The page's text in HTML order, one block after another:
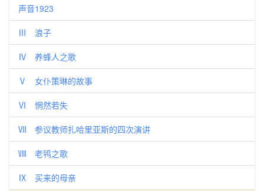
声音1923
Ⅲ 浪子
Ⅳ 养蜂人之歌
Ⅴ 女仆策琳的故事
Ⅵ 惘然若失
Ⅶ 参议教师扎哈里亚斯的四次演讲
Ⅷ 老鸨之歌
Ⅸ 买来的母亲